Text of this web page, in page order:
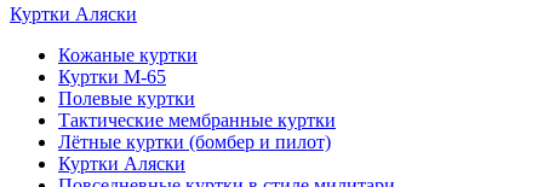
Куртки Аляски
Кожаные куртки
Куртки М-65
Полевые куртки
Тактические мембранные куртки
Лётные куртки (бомбер и пилот)
Куртки Аляски